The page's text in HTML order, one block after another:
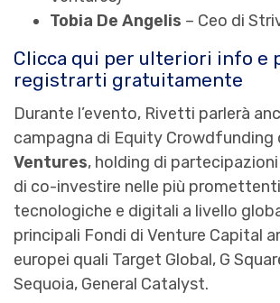
Tobia De Angelis – Ceo di
Clicca qui per ulteriori info e
registrarti gratuitamente
Durante l’evento, Rivetti parlerà
campagna di Equity Crowdfunding
Ventures, holding di
di co-investire nelle più
tecnologiche e digitali a livello
principali Fondi di Venture Capital
europei quali Target Global, G
Sequoia, General Catalyst.